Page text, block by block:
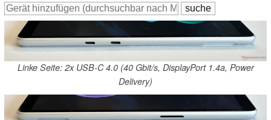
Linke Seite: 2x USB-C 4.0 (40 Gbit/s, DisplayPort 1.4a, Power
Delivery)